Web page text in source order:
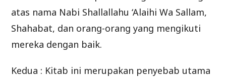
atas nama Nabi Shallallahu ‘Alaihi Wa Sallam,
Shahabat, dan orang-orang yang mengikuti
mereka dengan baik.
Kedua : Kitab ini merupakan penyebab utama